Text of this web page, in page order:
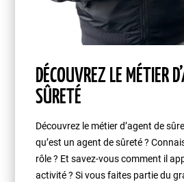
DÉCOUVREZ LE MÉTIER
SÛRETÉ
Découvrez le métier d’agent de
qu’est un agent de sûreté ?
rôle ? Et savez-vous comment il
activité ? Si vous faites partie du